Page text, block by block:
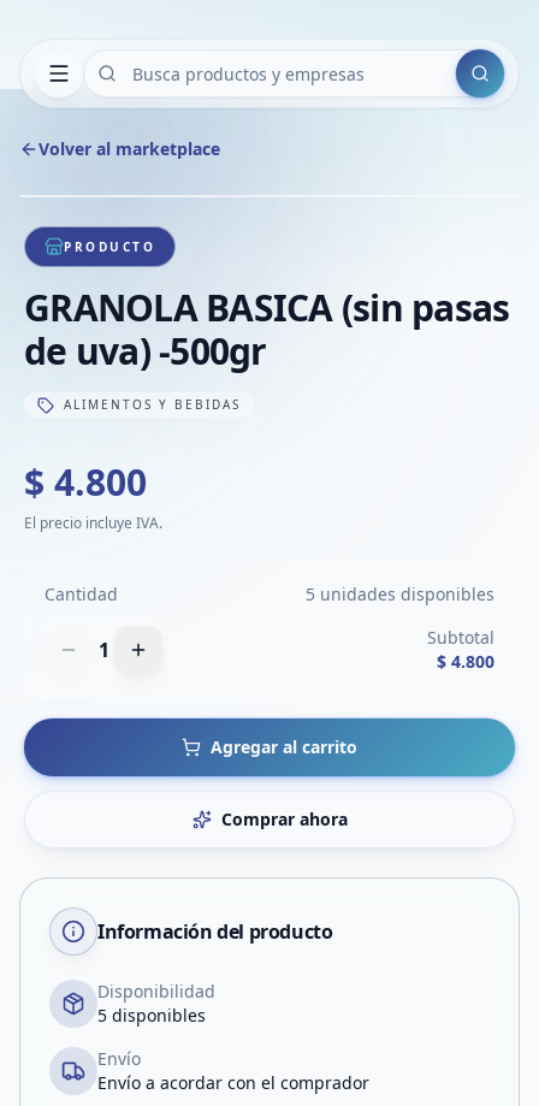
Buscar
Volver al marketplace
1/1
PRODUCTO
GRANOLA BASICA (sin pasas
de uva) -500gr
ALIMENTOS Y BEBIDAS
$ 4.800
El precio incluye IVA.
Cantidad 5 unidades disponibles
1
Subtotal
$ 4.800
Agregar al carrito
Comprar ahora
Información del producto
Disponibilidad
5 disponibles
Envío
Envío a acordar con el comprador